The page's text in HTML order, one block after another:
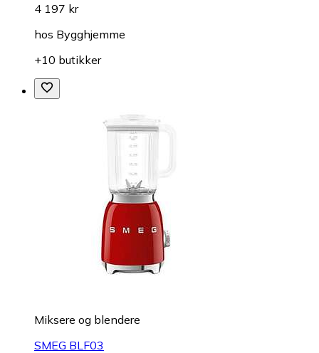
4 197 kr
hos Bygghjemme
+10 butikker
Miksere og blendere
SMEG BLF03